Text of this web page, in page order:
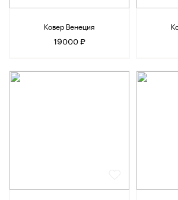
Ковер Венеция
19000 ₽